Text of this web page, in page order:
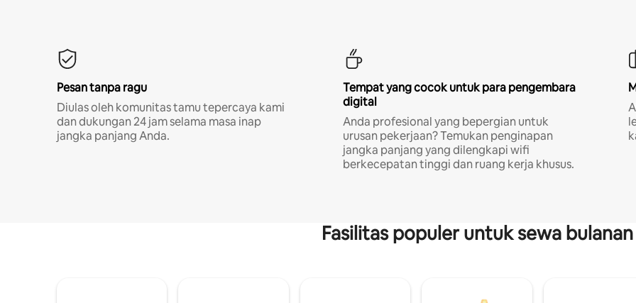
Pesan tanpa ragu
Diulas oleh komunitas tamu tepercaya kami
dan dukungan 24 jam selama masa inap
jangka panjang Anda.
Tempat yang cocok untuk para pengembara
digital
Anda profesional yang bepergian untuk
urusan pekerjaan? Temukan penginapan
jangka panjang yang dilengkapi wifi
berkecepatan tinggi dan ruang kerja khusus.
Fasilitas populer untuk sewa bulanan